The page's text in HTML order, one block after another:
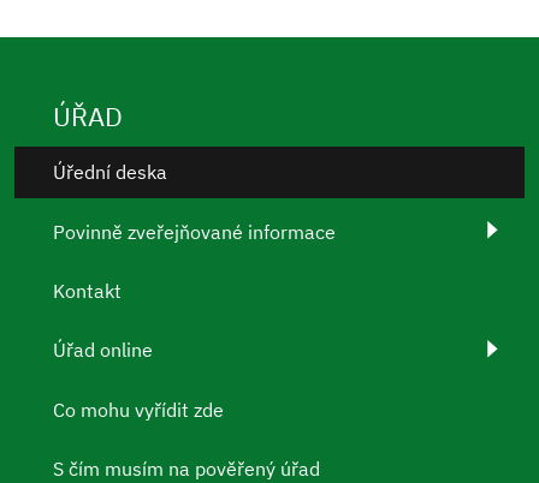
ÚŘAD
Úřední deska
Povinně zveřejňované informace
Kontakt
Úřad online
Co mohu vyřídit zde
S čím musím na pověřený úřad